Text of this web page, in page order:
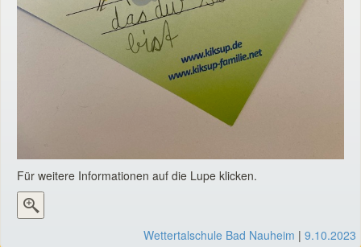
Für weitere Informationen auf die Lupe klicken.
Wettertalschule Bad Nauheim | 9.10.2023